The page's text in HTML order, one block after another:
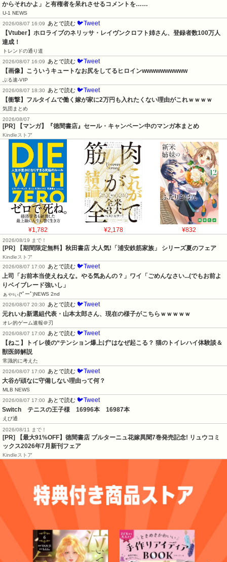
からそれかよ」と有権者を呆れさせるコメントを……
U-1 NEWS
2026/08/07 16:09
あとで読む 🐦Tweet
【Vtuber】ホロライブのネリッサ・レイヴンクロフト姉さん、登録者数100万人
達成！
トレンドの通り道
2026/08/07 16:09
あとで読む 🐦Tweet
【画像】こういうキュートなお尻をしてるヒロインwwwwwwwwww
ぶる速-VIP
2026/08/07 18:30
あとで読む 🐦Tweet
【衝撃】フルタイムで働く嫁が家に2万円も入れたくない理由がこれｗｗｗｗ
気団まとめ
2026/08/07
[PR] 【マンガ】『徳間書店』セール・キャンペーン中のマンガ本まとめ
Kindleストア
¥1,782 ¥2,178 ¥832
2026/08/19 まで！
[PR] 【期間限定無料】秋田書店 大人気!「浦安鉄筋家族」 シリーズ夏のフェア
Kindleストア
2026/08/07 17:00
あとで読む 🐦Tweet
上司「お前本当使えねえな。やる気あんの？」ワイ「ごめんなさい...(でもお前よ
りベイブレード強いし」
ぁゃιぃ(*ﾟーﾟ)NEWS 2nd
2026/08/07 20:30
あとで読む 🐦Tweet
元れいわ新選組代表・山本太郎さん、現在の様子がこちらｗｗｗｗｗ
オレ的ゲーム速報＠刃
2026/08/07 17:00
あとで読む 🐦Tweet
【ねこ】トイレ後の“テンション爆上げ”はなぜ起こる？ 猫のトイレハイ体験談＆
獣医師解説
常識的に考えた
2026/08/07 17:00
あとで読む 🐦Tweet
大谷が頑なに守備しない理由って何？
MLB NEWS
2026/08/07 17:00
あとで読む 🐦Tweet
Switch　テニスの王子様　16996本　16987本
えび通
2026/08/11 まで！
[PR] 【最大91%OFF】徳間書店 ブルターニュ花嫁異聞7巻発売記念! リュウコミ
ックス2026年7月新刊フェア
Kindleストア